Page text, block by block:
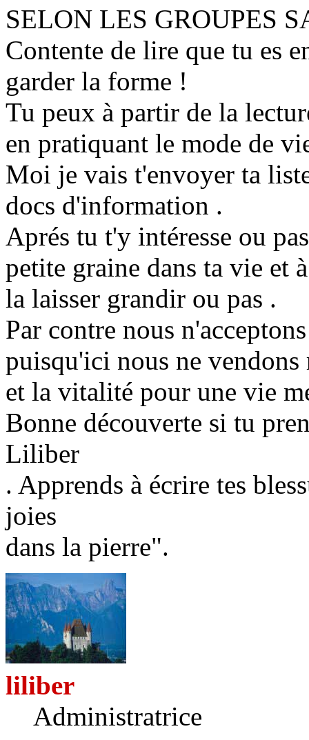
SELON LES GROUPES
Contente de lire que tu es
garder la forme !
Tu peux à partir de la
en pratiquant le mode de
Moi je vais t'envoyer ta
docs d'information .
Aprés tu t'y intéresse ou
petite graine dans ta vie et
la laisser grandir ou pas .
Par contre nous
puisqu'ici nous ne vendons
et la vitalité pour une vie
Bonne découverte si tu
Liliber
. Apprends à écrire tes
joies
dans la pierre".
liliber
Administratrice